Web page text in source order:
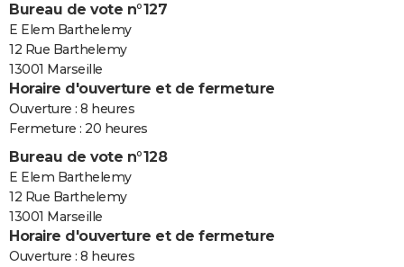
Bureau de vote n°127
E Elem Barthelemy
12 Rue Barthelemy
13001 Marseille
Horaire d'ouverture et de fermeture
Ouverture : 8 heures
Fermeture : 20 heures
Bureau de vote n°128
E Elem Barthelemy
12 Rue Barthelemy
13001 Marseille
Horaire d'ouverture et de fermeture
Ouverture : 8 heures